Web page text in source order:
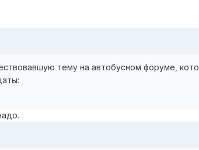
тему на автобусном форуме,